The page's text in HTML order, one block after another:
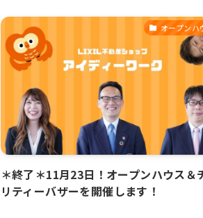
オープンハ
＊終了＊11月23日！オープンハウス＆
リティーバザーを開催します！